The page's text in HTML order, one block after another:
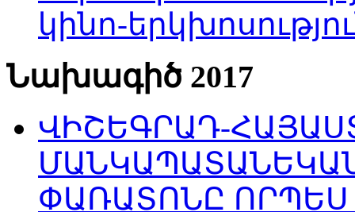
կինո-
Նախագիծ 2017
ՎԻՇԵԳՐԱԴ-
ՓԱՌԱՏՈՆԸ